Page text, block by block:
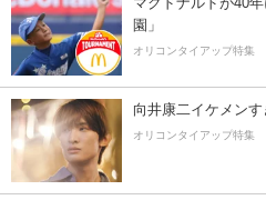
園」
オリコンタイアップ特集
向井康二イケメンす
オリコンタイアップ特集